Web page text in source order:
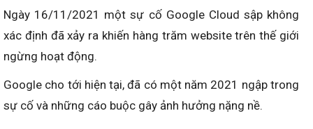
Ngày 16/11/2021 một sự cố Google Cloud sập không
xác định đã xảy ra khiến hàng trăm website trên thế giới
ngừng hoạt động.
Google cho tới hiện tại, đã có một năm 2021 ngập trong
sự cố và những cáo buộc gây ảnh hưởng nặng nề.